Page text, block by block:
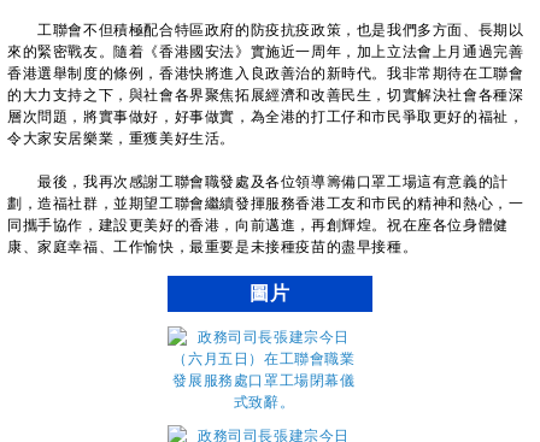
工聯會不但積極配合特區政府的防疫抗疫政策，也是我們多方面、長期以
來的緊密戰友。隨着《香港國安法》實施近一周年，加上立法會上月通過完善
香港選舉制度的條例，香港快將進入良政善治的新時代。我非常期待在工聯會
的大力支持之下，與社會各界聚焦拓展經濟和改善民生，切實解決社會各種深
層次問題，將實事做好，好事做實，為全港的打工仔和市民爭取更好的福祉，
令大家安居樂業，重獲美好生活。
最後，我再次感謝工聯會職發處及各位領導籌備口罩工場這有意義的計
劃，造福社群，並期望工聯會繼續發揮服務香港工友和市民的精神和熱心，一
同攜手協作，建設更美好的香港，向前邁進，再創輝煌。祝在座各位身體健
康、家庭幸福、工作愉快，最重要是未接種疫苗的盡早接種。
圖片